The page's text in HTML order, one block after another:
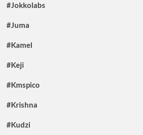
#Jokkolabs
#Juma
#Kamel
#Keji
#Kmspico
#Krishna
#Kudzi